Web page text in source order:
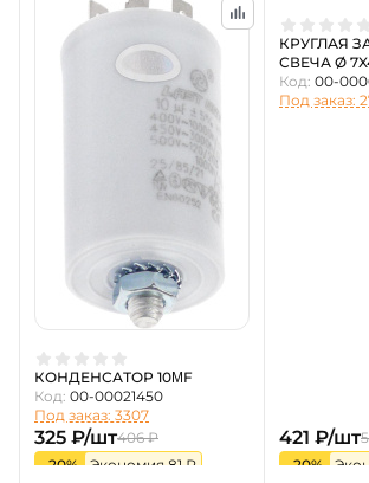
КОНДЕНСАТОР 10ΜF
Код: 00-00021450
Под заказ: 3307
325 ₽/шт406 ₽
-20%
Экономия 81 ₽
КРУГЛАЯ
СВЕЧА Ø
Код: 00-
Под заказ:
421 ₽/шт
-20%